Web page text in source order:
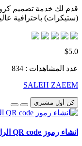
قدم لك خدمة تصميم
(ستيكرات) باحترافية
$5.0
عدد المشاهدات : 834
SALEH ZAEEM
كن أول مشتري
انشاء رموز QR code الرائعة والمميزة